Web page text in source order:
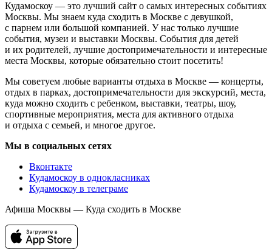
Кудамоскоу — это лучший сайт о самых интересных событиях
Москвы. Мы знаем куда сходить в Москве с девушкой,
с парнем или большой компанией. У нас только лучшие
события, музеи и выставки Москвы. События для детей
и их родителей, лучшие достопримечательности и интересные
места Москвы, которые обязательно стоит посетить!
Мы советуем любые варианты отдыха в Москве — концерты,
отдых в парках, достопримечательности для экскурсий, места,
куда можно сходить с ребенком, выставки, театры, шоу,
спортивные мероприятия, места для активного отдыха
и отдыха с семьей, и многое другое.
Мы в социальных сетях
Вконтакте
Кудамоскоу в однокласниках
Кудамоскоу в телеграме
Афиша Москвы — Куда сходить в Москве